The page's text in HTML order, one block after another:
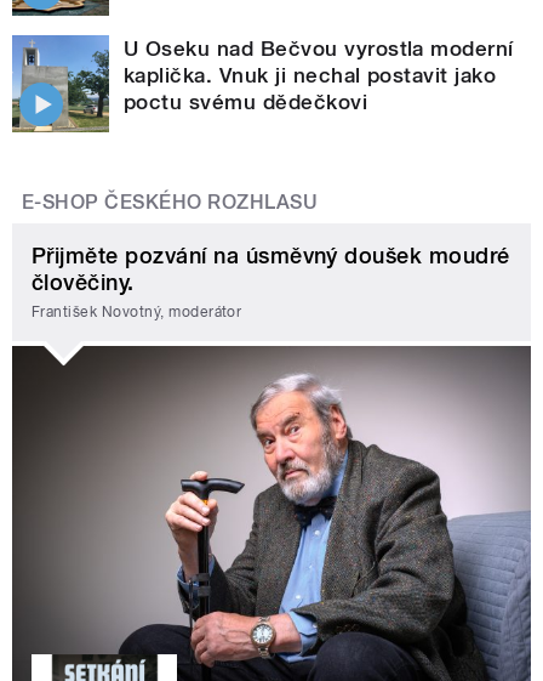
U Oseku nad Bečvou vyrostla moderní
kaplička. Vnuk ji nechal postavit jako
poctu svému dědečkovi
E-SHOP ČESKÉHO ROZHLASU
Přijměte pozvání na úsměvný doušek moudré
člověčiny.
František Novotný, moderátor